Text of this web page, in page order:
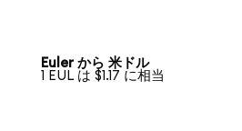
Euler から 米ドル
1 EUL は $1.17 に相当